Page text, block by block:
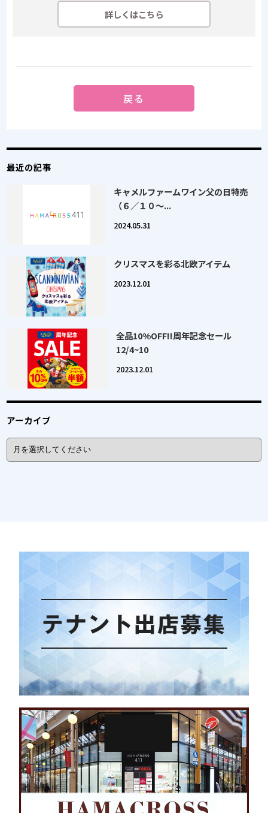
詳しくはこちら
戻る
最近の記事
キャメルファームワイン父の日特売
（６／１０～...
2024.05.31
クリスマスを彩る北欧アイテム
2023.12.01
全品10%OFF!!周年記念セール
12/4~10
2023.12.01
アーカイブ